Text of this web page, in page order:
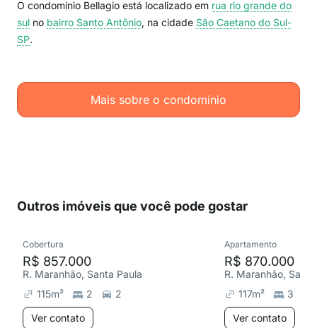
O condomínio Bellagio está localizado em rua rio grande do
sul no bairro Santo Antônio, na cidade São Caetano do Sul-
SP.
Mais sobre o condomínio
Outros imóveis que você pode gostar
Cobertura
R$ 857.000
R. Maranhão, Santa Paula
115m² 2
2
Ver contato
Apartamento
R$ 870.000
R. Maranhão,
117m² 3
Ver contato